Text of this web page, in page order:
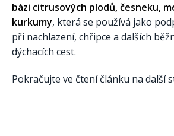
bázi citrusových plodů, česneku,
kurkumy, která se používá jako
při nachlazení, chřipce a dalších
dýchacích cest.
Pokračujte ve čtení článku na další